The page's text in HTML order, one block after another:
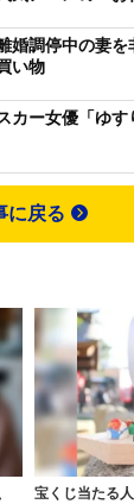
婚調停中の妻
い物
カー女優「ゆ
に戻る
宝くじ当たる